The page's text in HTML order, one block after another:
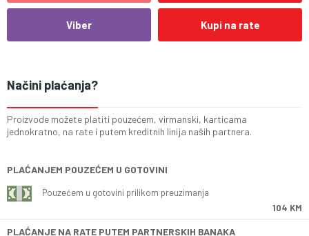
Viber Kupi na rate
Načini plaćanja?
Proizvode možete platiti pouzećem, virmanski, karticama
jednokratno, na rate i putem kreditnih linija naših partnera.
PLAĆANJEM POUZEĆEM U GOTOVINI
Pouzećem u gotovini prilikom preuzimanja
104 KM
PLAĆANJE NA RATE PUTEM PARTNERSKIH BANAKA